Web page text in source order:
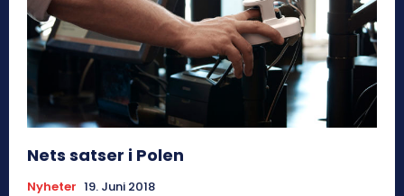
Nets satser i Polen
Nyheter 19. Juni 2018